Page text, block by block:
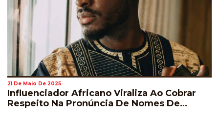
21 De Maio De 2025
Influenciador Africano Viraliza Ao Cobrar
Respeito Na Pronúncia De Nomes De